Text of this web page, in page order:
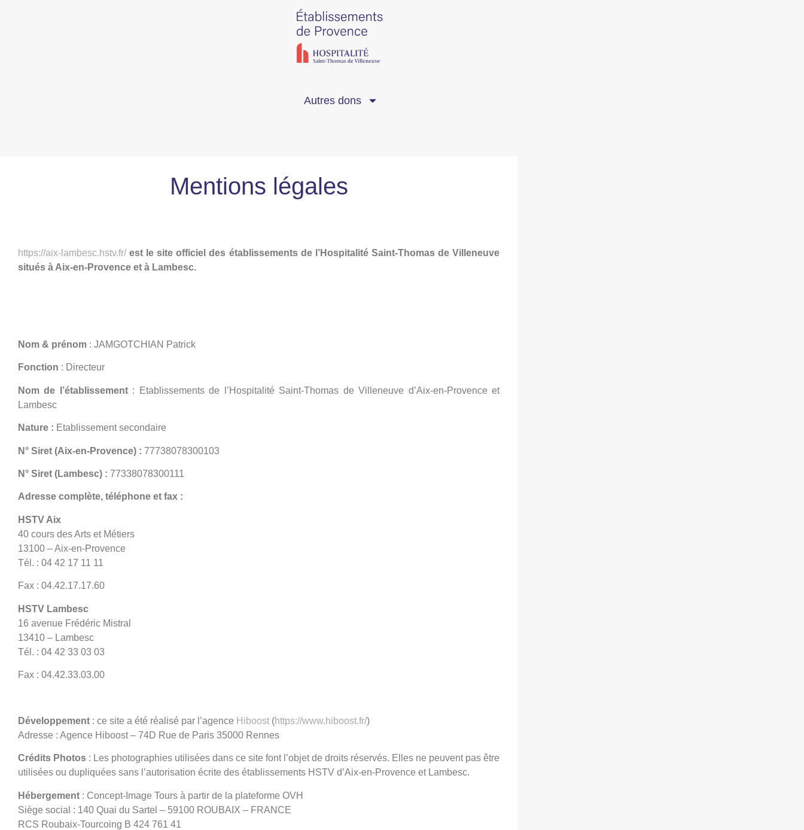
Autres dons
Mentions légales
https://aix-lambesc.hstv.fr/est le site officiel des établissements de l’Hospitalité Saint-Thomas de Villeneuve
situés à Aix-en-Provence et à Lambesc.
Nom & prénom : JAMGOTCHIAN Patrick
Fonction : Directeur
Nom de l’établissement: Etablissements de l’Hospitalité Saint-Thomas de Villeneuve d’Aix-en-Provence et
Lambesc
Nature : Etablissement secondaire
N° Siret (Aix-en-Provence) : 77738078300103
N° Siret (Lambesc) : 77338078300111
Adresse complète, téléphone et fax :
HSTV Aix
40 cours des Arts et Métiers
13100 – Aix-en-Provence
Tél. : 04 42 17 11 11
Fax : 04.42.17.17.60
HSTV Lambesc
16 avenue Frédéric Mistral
13410 – Lambesc
Tél. : 04 42 33 03 03
Fax : 04.42.33.03.00
Développement : ce site a été réalisé par l’agence Hiboost (https://www.hiboost.fr/)
Adresse : Agence Hiboost – 74D Rue de Paris 35000 Rennes
Crédits Photos : Les photographies utilisées dans ce site font l’objet de droits réservés. Elles ne peuvent pas être
utilisées ou dupliquées sans l’autorisation écrite des établissements HSTV d’Aix-en-Provence et Lambesc.
Hébergement : Concept-Image Tours à partir de la plateforme OVH
Siège social : 140 Quai du Sartel – 59100 ROUBAIX – FRANCE
RCS Roubaix-Tourcoing B 424 761 41